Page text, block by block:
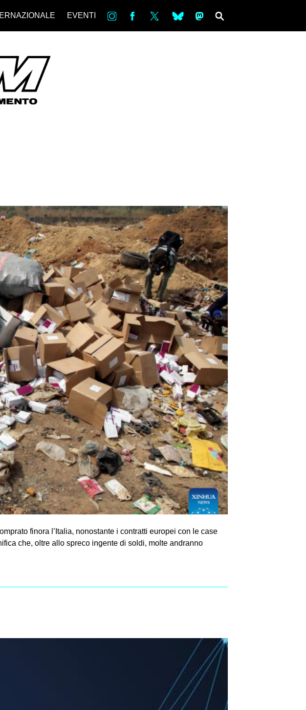
EVENTI in bsky ms
finora l’Italia, nonostante i contratti europei con le case
che, oltre allo spreco ingente di soldi, molte andranno